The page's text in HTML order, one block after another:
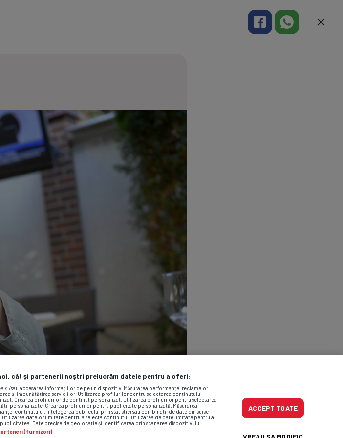
cât și partenerii noștri prelucrăm datele pentru a oferi:
și/sau accesarea informațiilor de pe un dispozitiv. Măsurarea performanței reclamelor.
și îmbunătățirea serviciilor. Utilizarea profilurilor pentru selectarea conținutului
Crearea profilurilor de conținut personalizat. Utilizarea profilurilor pentru selectarea
personalizate. Crearea profilurilor pentru publicitate personalizată. Măsurarea
conținutului. Înțelegerea publicului prin statistici sau combinații de date din surse
Utilizarea datelor limitate pentru a selecta conținutul. Utilizarea de date limitate pentru a
Date precise de geolocație și identificarea prin scanarea dispozitivului.
(furnizori)
ACCEPT TOATE
VREAU SA MODIFIC